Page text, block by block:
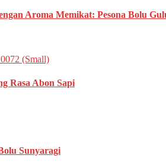
Aroma Memikat: Pesona Bolu
Rasa Abon Sapi
Sunyaragi